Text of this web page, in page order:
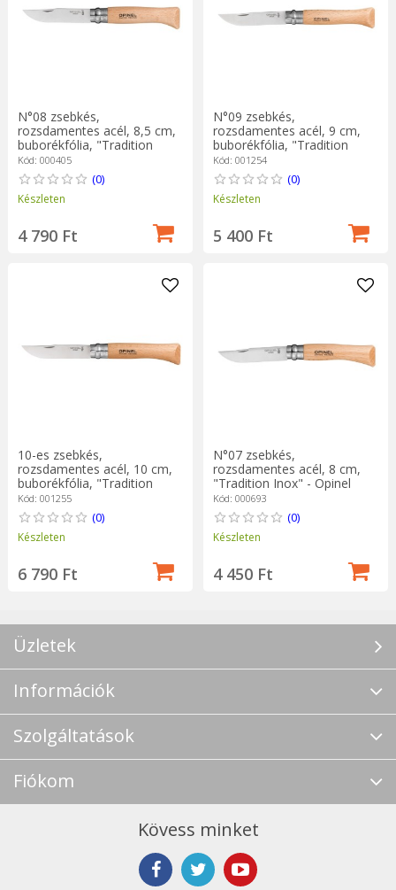
N°08 zsebkés,
rozsdamentes acél, 8,5 cm,
buborékfólia, "Tradition
Inox" - Opinel
Kód: 000405
(0)
Készleten
4 790 Ft
N°09 zsebkés,
rozsdamentes acél, 9 cm,
buborékfólia, "Tradition
Inox" - Opinel
Kód: 001254
(0)
Készleten
5 400 Ft
10-es zsebkés,
rozsdamentes acél, 10 cm,
buborékfólia, "Tradition
Inox" - Opinel
Kód: 001255
(0)
Készleten
6 790 Ft
N°07 zsebkés,
rozsdamentes acél, 8 cm,
"Tradition Inox" - Opinel
Kód: 000693
(0)
Készleten
4 450 Ft
Üzletek
Információk
Szolgáltatások
Fiókom
Kövess minket